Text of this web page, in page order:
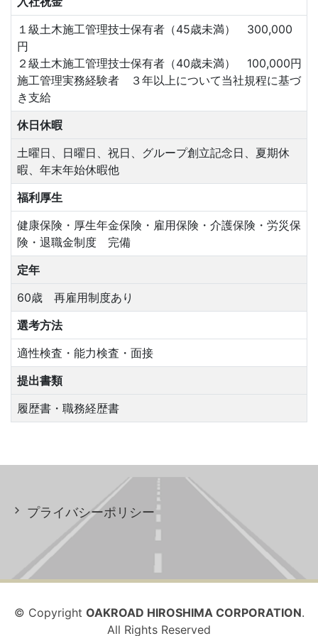
１級土木施工管理技士保有者（45歳未満） 300,000
円
２級土木施工管理技士保有者（40歳未満） 100,000円
施工管理実務経験者 ３年以上について当社規程に基づ
き支給
休日休暇
土曜日、日曜日、祝日、グループ創立記念日、夏期休
暇、年末年始休暇他
福利厚生
健康保険・厚生年金保険・雇用保険・介護保険・労災保
険・退職金制度 完備
定年
60歳 再雇用制度あり
選考方法
適性検査・能力検査・面接
提出書類
履歴書・職務経歴書
プライバシーポリシー
© Copyright OAKROAD HIROSHIMA CORPORATION.
All Rights Reserved